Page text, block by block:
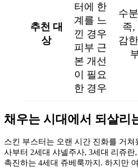
추천 대
상
터에 한
계를 느
낀 경우
피부 근
본 개선
이 필요
한 경우
수
족,
감
채우는 시대에서 되살리
스킨 부스터는 오랜 시간 진화를 거쳐
사부터 2세대 샤넬주사, 3세대 리쥬
촉진하는 4세대 쥬베룩까지. 하지만